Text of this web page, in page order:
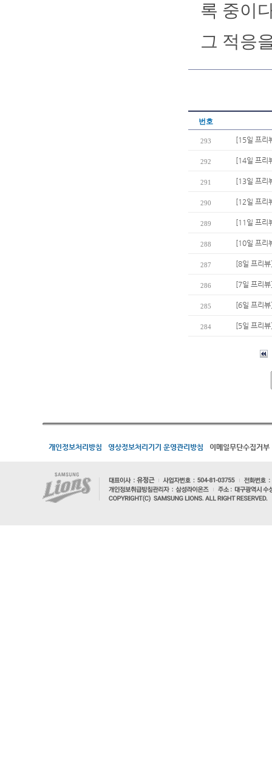
록 중이
그 적응
번호
293 [15일 프리
292 [14일 프리
291 [13일 프리
290 [12일 프리
289 [11일 프리
288 [10일 프리
287 [8일 프리
286 [7일 프리
285 [6일 프리
284 [5일 프리
개인정보처리방침 영상정보처리기기 운영관리방침 이메일무단수집거부